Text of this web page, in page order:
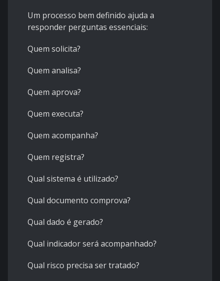
Um processo bem definido ajuda a
responder perguntas essenciais:
Quem solicita?
Quem analisa?
Quem aprova?
Quem executa?
Quem acompanha?
Quem registra?
Qual sistema é utilizado?
Qual documento comprova?
Qual dado é gerado?
Qual indicador será acompanhado?
Qual risco precisa ser tratado?